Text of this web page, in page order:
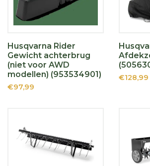
Husqvarna Rider
Gewicht achterbrug
(niet voor AWD
modellen) (953534901)
€97,99
€128,99